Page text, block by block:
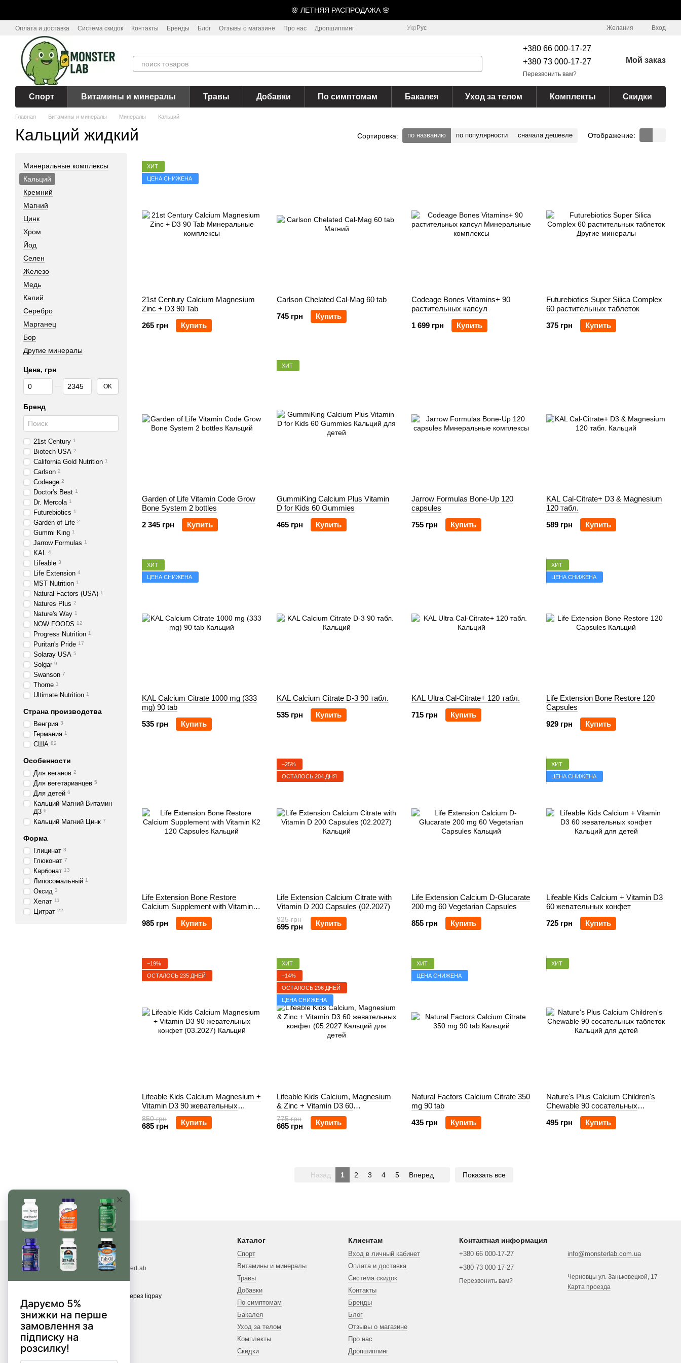
🌸 ЛЕТНЯЯ РАСПРОДАЖА 🌸
Оплата и доставка Система скидок Контакты Бренды Блог Отзывы о магазине Про нас Дропшиппинг Укр Рус Желания Вход
+380 66 000-17-27
+380 73 000-17-27
Перезвонить вам?
Мой заказ
Спорт Витамины и минералы Травы Добавки По симптомам Бакалея Уход за телом Комплекты Скидки
Главная Витамины и минералы Минералы Кальций
Кальций жидкий Сортировка: по названию по популярности сначала дешевле Отображение:
ХИТ
ЦЕНА СНИЖЕНА
21st Century Calcium Magnesium
Zinc + D3 90 Tab
265 грн
Купить
Carlson Chelated Cal-Mag 60 tab
745 грн
Купить
Codeage Bones Vitamins+ 90
растительных капсул
1 699 грн
Купить
Futurebiotics Super Silica Complex
60 растительных таблеток
375 грн
Купить
Garden of Life Vitamin Code Grow
Bone System 2 bottles
2 345 грн
Купить
ХИТ
GummiKing Calcium Plus Vitamin
D for Kids 60 Gummies
465 грн
Купить
Jarrow Formulas Bone-Up 120
capsules
755 грн
Купить
KAL Cal-Citrate+ D3 & Magnesium
120 табл.
589 грн
Купить
ХИТ
ЦЕНА СНИЖЕНА
KAL Calcium Citrate 1000 mg (333
mg) 90 tab
535 грн
Купить
KAL Calcium Citrate D-3 90 табл.
535 грн
Купить
KAL Ultra Cal-Citrate+ 120 табл.
715 грн
Купить
ХИТ
ЦЕНА СНИЖЕНА
Life Extension Bone Restore 120
Capsules
929 грн
Купить
Life Extension Bone Restore
Calcium Supplement with Vitamin
K2 120 Capsules
985 грн
Купить
−25%
ОСТАЛОСЬ 204 ДНЯ
Life Extension Calcium Citrate with
Vitamin D 200 Capsules (02.2027)
925 грн
695 грн Купить
Life Extension Calcium D-Glucarate
200 mg 60 Vegetarian Capsules
855 грн
Купить
ХИТ
ЦЕНА СНИЖЕНА
Lifeable Kids Calcium + Vitamin D3
60 жевательных конфет
725 грн
Купить
−19%
ОСТАЛОСЬ 235 ДНЕЙ
Lifeable Kids Calcium Magnesium +
Vitamin D3 90 жевательных
конфет (03.2027)
850 грн
685 грн Купить
ХИТ
−14%
ОСТАЛОСЬ 296 ДНЕЙ
ЦЕНА СНИЖЕНА
Lifeable Kids Calcium, Magnesium
& Zinc + Vitamin D3 60
жевательных конфет (05.2027
775 грн
665 грн Купить
ХИТ
ЦЕНА СНИЖЕНА
Natural Factors Calcium Citrate 350
mg 90 tab
435 грн
Купить
ХИТ
Nature's Plus Calcium Children's
Chewable 90 сосательных
495 грн
Купить
Назад 1 2 3 4 5 Вперед Показать все
Минеральные комплексы
Кальций
Кремний
Магний
Цинк
Хром
Йод
Селен
Железо
Медь
Калий
Серебро
Марганец
Бор
Другие минералы
Цена, грн
От Цена, грн
До Цена, грн OK
Бренд
21st Century 1
Biotech USA 2
California Gold Nutrition 1
Carlson 2
Codeage 2
Doctor's Best 1
Dr. Mercola 1
Futurebiotics 1
Garden of Life 2
Gummi King 1
Jarrow Formulas 1
KAL 4
Lifeable 3
Life Extension 4
MST Nutrition 1
Natural Factors (USA) 1
Natures Plus 2
Nature's Way 1
NOW FOODS 12
Progress Nutrition 1
Puritan's Pride 17
Solaray USA 5
Solgar 9
Swanson 7
Thorne 1
Ultimate Nutrition 1
Страна производства
Венгрия 3
Германия 1
США 82
Особенности
Для веганов 2
Для вегетарианцев 5
Для детей 6
Кальций Магний Витамин
Д3 6
Кальций Магний Цинк 7
Форма
Глицинат 3
Глюконат 7
Карбонат 13
Липосомальный 1
Оксид 3
Хелат 11
Цитрат 22
© 2017—2026
Витамины, БАДы, добавки, травы MonsterLab
Мобильная версия
Каталог
Спорт
Витамины и минералы
Травы
Добавки
По симптомам
Бакалея
Уход за телом
Комплекты
Скидки
Клиентам
Вход в личный кабинет
Оплата и доставка
Система скидок
Контакты
Бренды
Блог
Отзывы о магазине
Про нас
Дропшиппинг
Контактная информация
+380 66 000-17-27
+380 73 000-17-27
Перезвонить вам?
info@monsterlab.com.ua
Черновцы ул. Заньковецкой, 17
Карта проезда